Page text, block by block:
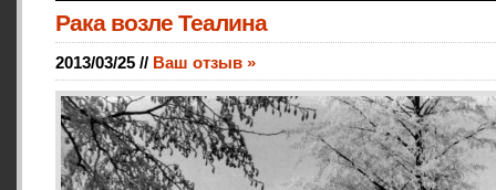
Рака возле Теалина
2013/03/25 // Ваш отзыв »